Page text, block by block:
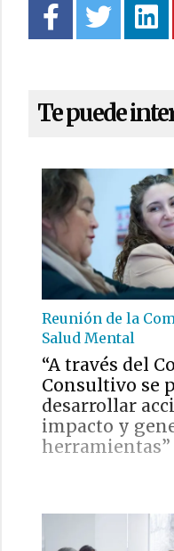
Te puede
Reunión de la
Salud Mental
“A través del
Consultivo se
desarrollar
impacto y
herramientas”